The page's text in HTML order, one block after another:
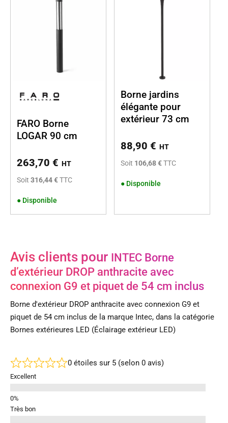
FARO Borne
LOGAR 90 cm
263,70 € HT
Soit 316,44 €TTC
● Disponible
Borne jardins
élégante pour
extérieur 73 cm
88,90 € HT
Soit 106,68 €TTC
● Disponible
Avis clients pour INTEC Borne
d’extérieur DROP anthracite avec
connexion G9 et piquet de 54 cm inclus
Borne d'extérieur DROP anthracite avec connexion G9 et
piquet de 54 cm inclus de la marque Intec, dans la catégorie
Bornes extérieures LED (Éclairage extérieur LED)
0 étoiles sur 5 (selon 0 avis)
Excellent
Très bon